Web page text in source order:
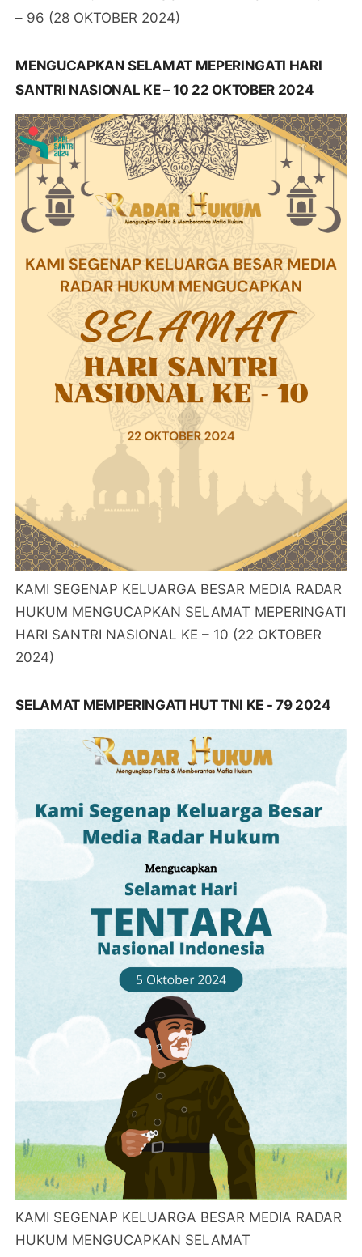
– 96 (28 OKTOBER 2024)
MENGUCAPKAN SELAMAT MEPERINGATI HARI
SANTRI NASIONAL KE – 10 22 OKTOBER 2024
KAMI SEGENAP KELUARGA BESAR MEDIA RADAR
HUKUM MENGUCAPKAN SELAMAT MEPERINGATI
HARI SANTRI NASIONAL KE – 10 (22 OKTOBER
2024)
SELAMAT MEMPERINGATI HUT TNI KE - 79 2024
KAMI SEGENAP KELUARGA BESAR MEDIA RADAR
HUKUM MENGUCAPKAN SELAMAT